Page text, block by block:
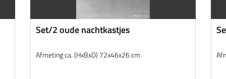
Set/2 oude nachtkastjes
Afmeting ca. (HxBxD) 72x46x26 cm